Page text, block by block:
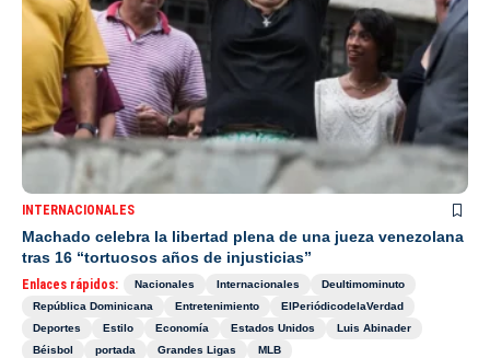
INTERNACIONALES
Machado celebra la libertad plena de una jueza venezolana
tras 16 “tortuosos años de injusticias”
Enlaces rápidos: Nacionales Internacionales
Deultimominuto
República Dominicana
Entretenimiento
ElPeriódicodelaVerdad
Deportes
Estilo Economía Estados Unidos
Luis Abinader
Béisbol
portada Grandes Ligas MLB